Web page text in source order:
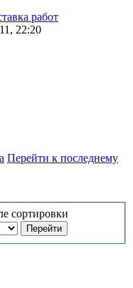
работ
22:20
Перейти к последнему
сортировки